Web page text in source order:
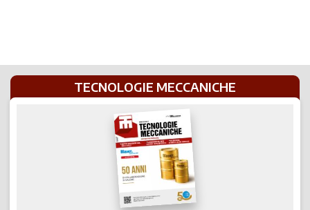
TECNOLOGIE MECCANICHE